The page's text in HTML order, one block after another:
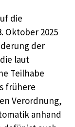
die
Oktober 2025
der
laut
Teilhabe
frühere
Verordnung,
anhand